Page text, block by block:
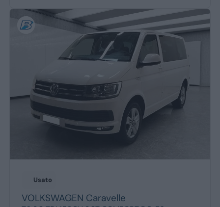
Usato
VOLKSWAGEN Caravelle